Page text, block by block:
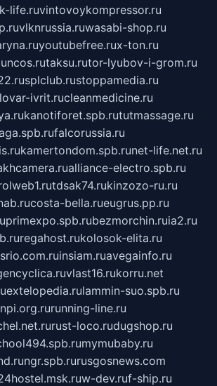
life.ruvintovoykompressor.ru
vlknrussia.ruwasabi-shop.ru
youtubefree.rux-ton.ru
taksu.rutor-lyubov-i-grom.ru
splclub.rustoppamedia.ru
ivrit.rucleanmedicine.ru
kanotiforet.spb.rututmassage.ru
falcorussia.ru
kamertondom.spb.runet-life.net.ru
alliance-electro.spb.ru
tdsak74.rukinzozo-ru.ru
costa-bella.rueugrus.pp.ru
primexpo.spb.rubezmorchin.ruia2.ru
regahost.rukolosok-elita.ru
insiam.ruavegainfo.ru
vlast16.rukorru.net
extelopedia.rulammin-suo.spb.ru
running-line.ru
rust-loco.rudugshop.ru
mymubaby.ru
ngr.spb.rurusgosnews.com
w-dev.ruf-ship.ru